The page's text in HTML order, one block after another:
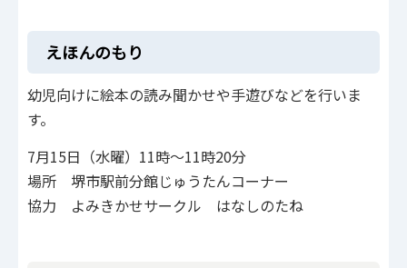
えほんのもり
幼児向けに絵本の読み聞かせや手遊びなどを行いま
す。
7月15日（水曜）11時～11時20分
場所 堺市駅前分館じゅうたんコーナー
協力 よみきかせサークル はなしのたね